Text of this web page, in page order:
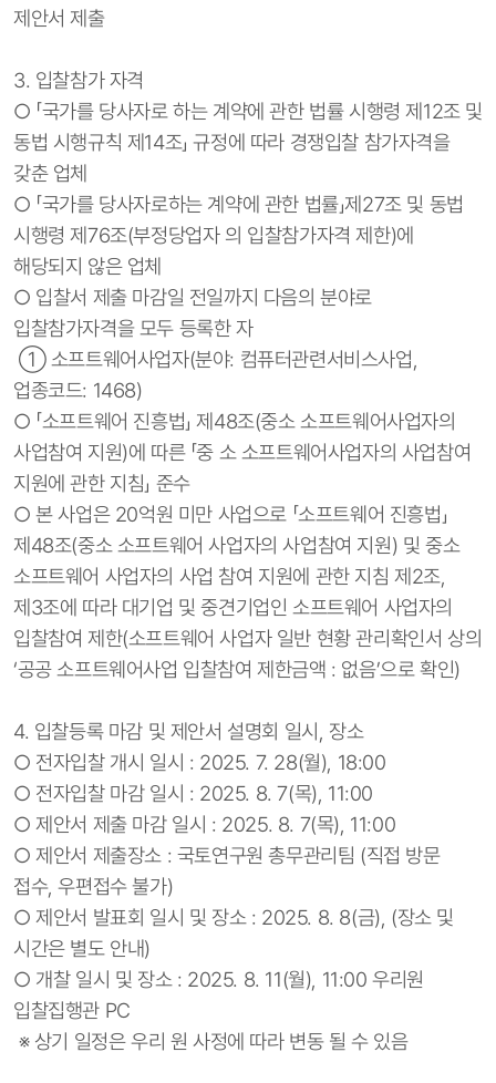
제안서 제출
3. 입찰참가 자격
○ 「국가를 당사자로 하는 계약에 관한 법률 시행령 제12조 및
동법 시행규칙 제14조」 규정에 따라 경쟁입찰 참가자격을
갖춘 업체
○ 「국가를 당사자로하는 계약에 관한 법률」제27조 및 동법
시행령 제76조(부정당업자 의 입찰참가자격 제한)에
해당되지 않은 업체
○ 입찰서 제출 마감일 전일까지 다음의 분야로
입찰참가자격을 모두 등록한 자
① 소프트웨어사업자(분야: 컴퓨터관련서비스사업,
업종코드: 1468)
○ 「소프트웨어 진흥법」 제48조(중소 소프트웨어사업자의
사업참여 지원)에 따른 「중 소 소프트웨어사업자의 사업참여
지원에 관한 지침」 준수
○ 본 사업은 20억원 미만 사업으로 「소프트웨어 진흥법」
제48조(중소 소프트웨어 사업자의 사업참여 지원) 및 중소
소프트웨어 사업자의 사업 참여 지원에 관한 지침 제2조,
제3조에 따라 대기업 및 중견기업인 소프트웨어 사업자의
입찰참여 제한(소프트웨어 사업자 일반 현황 관리확인서 상의
‘공공 소프트웨어사업 입찰참여 제한금액 : 없음’으로 확인)
4. 입찰등록 마감 및 제안서 설명회 일시, 장소
○ 전자입찰 개시 일시 : 2025. 7. 28(월), 18:00
○ 전자입찰 마감 일시 : 2025. 8. 7(목), 11:00
○ 제안서 제출 마감 일시 : 2025. 8. 7(목), 11:00
○ 제안서 제출장소 : 국토연구원 총무관리팀 (직접 방문
접수, 우편접수 불가)
○ 제안서 발표회 일시 및 장소 : 2025. 8. 8(금), (장소 및
시간은 별도 안내)
○ 개찰 일시 및 장소 : 2025. 8. 11(월), 11:00 우리원
입찰집행관 PC
※ 상기 일정은 우리 원 사정에 따라 변동 될 수 있음